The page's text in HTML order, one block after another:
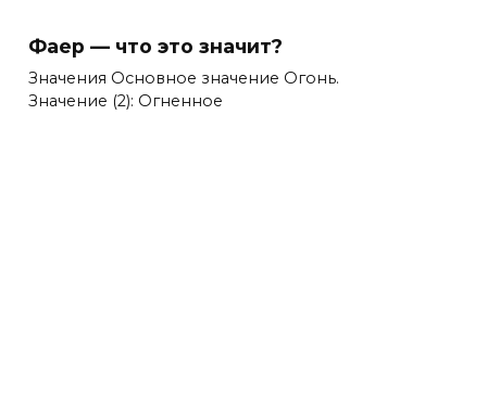
Фаер — что это значит?
Значения Основное значение Огонь.
Значение (2): Огненное